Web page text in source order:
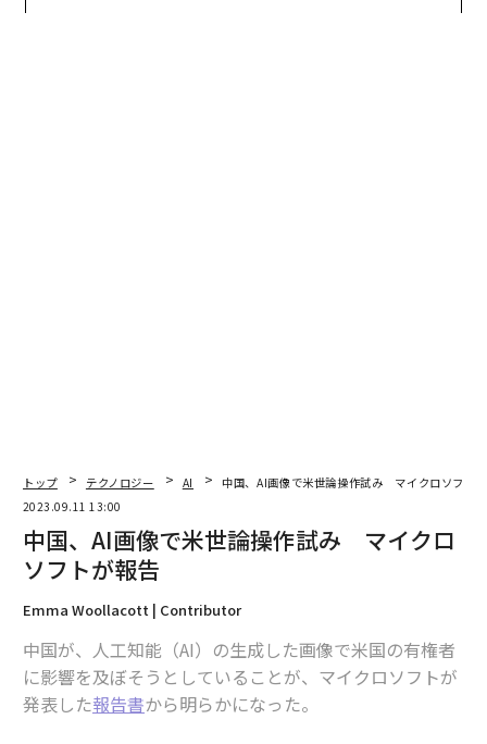
メンバーシップに登録する
関連記事
途上国のAIプロジェクトに総額7億円 ゲイツ財団が授与
AIをめぐるイーロン・マスクの言動から、リーダーが学べる9つの教訓
トップ テクノロジー AI
中国、AI画像で米世論操作試み マイクロソフト
2023.09.11 13:00
中国、AI画像で米世論操作試み マイクロ
ソフトが報告
Emma Woollacott | Contributor
中国が、人工知能（AI）の生成した画像で米国の有権者
に影響を及ぼそうとしていることが、マイクロソフトが
発表した報告書から明らかになった。